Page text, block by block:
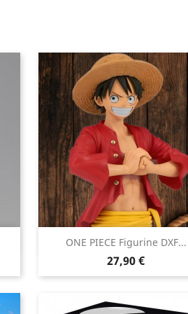
ONE PIECE Figurine DXF...
Prix
27,90 €
Aperçu rapide